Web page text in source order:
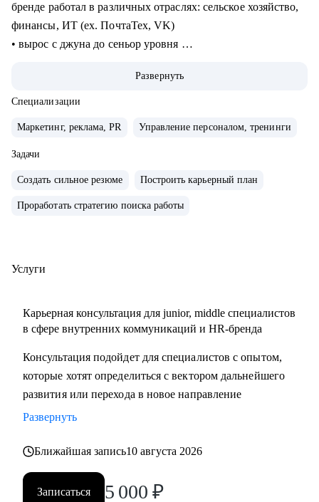
бренде работал в различных отраслях: сельское хозяйство,
финансы, ИТ (ех. ПочтаТех, VK)
• вырос с джуна до сеньор уровня
компаниях с нуля, создавал и внедрял EVP, и новые
концепции бренда работодателя
человек для внешних и внутренних участников
• сейчас развиваю бренд работодателя в лидере HR-tech
России.
развития HR-бренда
• сформулировать карьерную цель и разработать план для
необходимые для достижения этой цели
внутренних коммуникаций, HR-бренда или
корпоративного event-менеджера, особенно в ИТ-сферу
• подготовить или переработать кейсы для поиска работы
• разработать стратегию поиска работы или роста внутри
• помочь разобраться с нюансами работы по этим
направлениями и с тем, как это устроено в различных
компаниях и отраслях
Развернуть
Специализации
Маркетинг, реклама, PR Управление персоналом, тренинги
Задачи
Создать сильное резюме Построить карьерный план
Проработать стратегию поиска работы
Услуги
Карьерная консультация для junior, middle специалистов
в сфере внутренних коммуникаций и HR-бренда
Консультация подойдет для специалистов с опытом,
которые хотят определиться с вектором дальнейшего
развития или перехода в новое направление
Развернуть
Ближайшая запись10 августа 2026
Записаться 5 000 ₽